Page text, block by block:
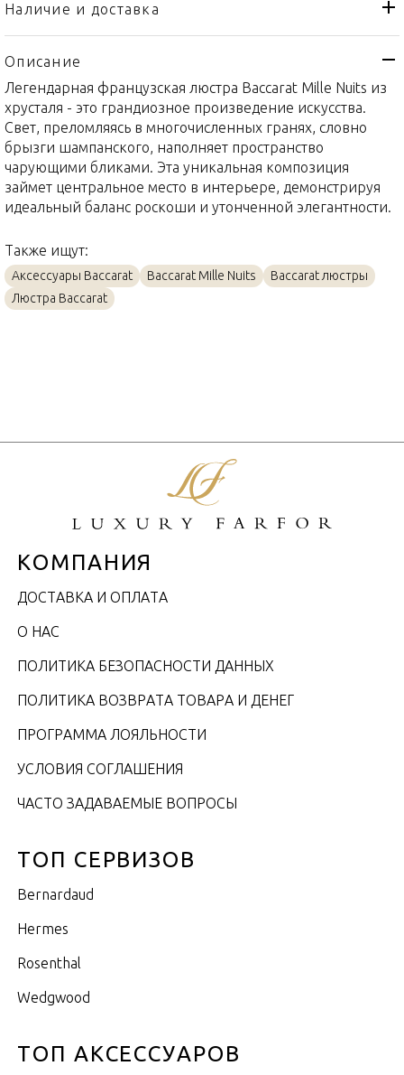
Бренд
Коллекция
Mille Nuits
Страна производителя
Материал
Хрусталь
Объем / Размер
270 x 132 x 132см
Наличие и доставка
Описание
Легендарная французская люстра Baccarat Mille Nuits из
хрусталя - это грандиозное произведение искусства.
Свет, преломляясь в многочисленных гранях, словно
брызги шампанского, наполняет пространство
чарующими бликами. Эта уникальная композиция
займет центральное место в интерьере, демонстрируя
идеальный баланс роскоши и утонченной элегантности.
Также ищут:
Аксессуары Baccarat Baccarat Mille Nuits
Baccarat люстры
Люстра Baccarat
КОМПАНИЯ
ДОСТАВКА И ОПЛАТА
О НАС
ПОЛИТИКА БЕЗОПАСНОСТИ ДАННЫХ
ПОЛИТИКА ВОЗВРАТА ТОВАРА И ДЕНЕГ
ПРОГРАММА ЛОЯЛЬНОСТИ
УСЛОВИЯ СОГЛАШЕНИЯ
ЧАСТО ЗАДАВАЕМЫЕ ВОПРОСЫ
ТОП СЕРВИЗОВ
Bernardaud
Hermes
Rosenthal
Wedgwood
ТОП АКСЕССУАРОВ